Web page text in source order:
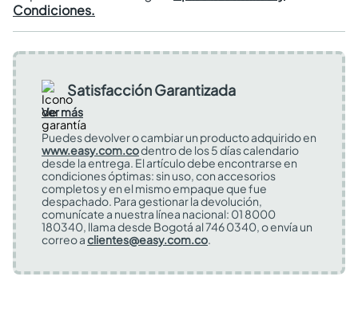
Condiciones.
Satisfacción Garantizada
Ver más
Puedes devolver o cambiar un producto adquirido en
www.easy.com.codentro de los 5 días calendario
desde la entrega. El artículo debe encontrarse en
condiciones óptimas: sin uso, con accesorios
completos y en el mismo empaque que fue
despachado. Para gestionar la devolución,
comunícate a nuestra línea nacional: 01 8000
180340, llama desde Bogotá al 746 0340, o envía un
correo aclientes@easy.com.co.